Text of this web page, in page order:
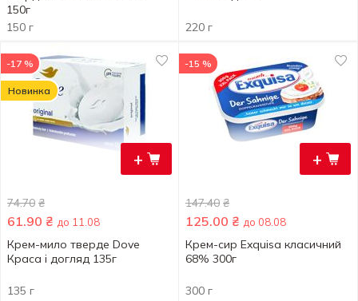
150г
150 г
220 г
+
-17 %
Новинка
74.70 ₴
61.90 ₴ до 11.08
Крем-мило тверде Dove
Краса і догляд 135г
135 г
+
-15 %
147.40 ₴
125.00 ₴ до 08.08
Крем-сир Exquisa класичний
68% 300г
300 г